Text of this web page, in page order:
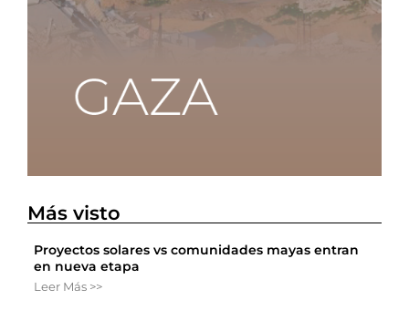
Más visto
Proyectos solares vs comunidades mayas entran
en nueva etapa
Leer Más >>